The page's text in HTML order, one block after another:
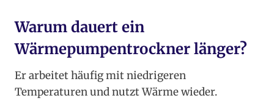
Warum dauert ein
Wärmepumpentrockner länger?
Er arbeitet häufig mit niedrigeren
Temperaturen und nutzt Wärme wieder.